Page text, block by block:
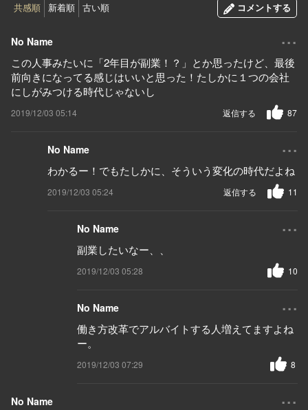
共感順 新着順 古い順 コメントする
No Name ...
この人事みたいに「2年目が副業！？」とか思ったけど、最後
前向きになってる感じはいいと思った！たしかに１つの会社
にしがみつける時代じゃないし
2019/12/03 05:14 87
返信する
No Name ...
わかるー！でもたしかに、そういう変化の時代だよね
2019/12/03 05:24 11
返信する
No Name ...
副業したいなー、、
2019/12/03 05:28 10
No Name ...
働き方改革でアルバイトする人増えてますよね
ー。
2019/12/03 07:29 8
No Name ...